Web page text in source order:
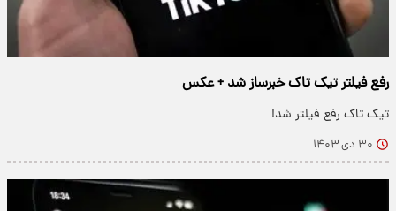
رفع فیلتر تیک تاک خبرساز شد + عکس
تیک تاک رفع فیلتر شد!
۳۰ دی ۱۴۰۳